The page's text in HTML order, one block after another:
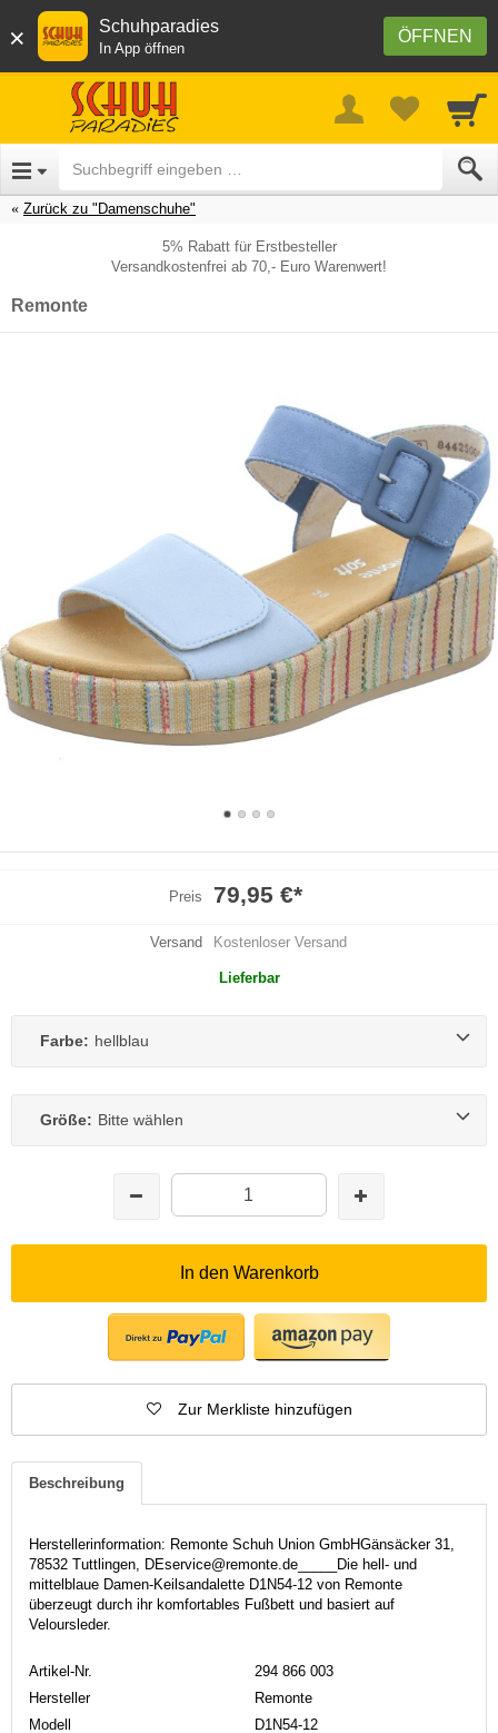
× ÖFFNEN
Schuhparadies
In App öffnen
Zurück zu "Damenschuhe"
5% Rabatt für Erstbesteller
Versandkostenfrei ab 70,- Euro Warenwert!
Remonte
Preis 79,95 €*
Versand Kostenloser Versand
Lieferbar
Farbe: hellblau
Größe: Bitte wählen
In den Warenkorb
Zur Merkliste hinzufügen
Beschreibung
Herstellerinformation: Remonte Schuh Union GmbHGänsäcker 31,
78532 Tuttlingen, DEservice@remonte.de_____Die hell- und
mittelblaue Damen-Keilsandalette D1N54-12 von Remonte
überzeugt durch ihr komfortables Fußbett und basiert auf
Veloursleder.
Artikel-Nr.
294 866 003
Hersteller
Remonte
Modell
D1N54-12